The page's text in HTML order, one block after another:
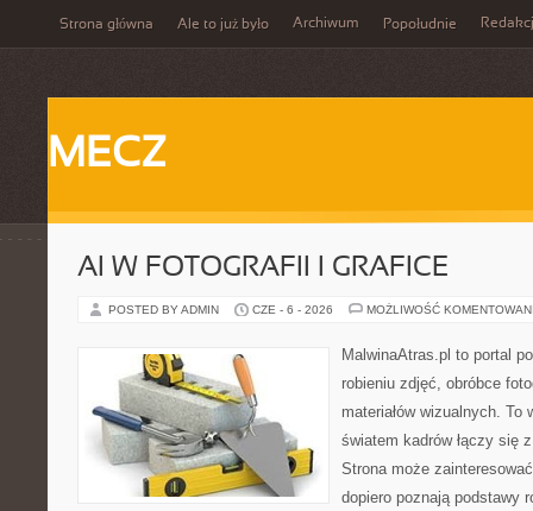
Strona główna Ale to już było Archiwum Popołudnie
MECZ
AI W FOTOGRAFII I GRAFICE
POSTED BY ADMIN CZE - 6 - 2026 MOŻLIWOŚĆ
MalwinaAtras.pl to portal
robieniu zdjęć, obróbce
materiałów wizualnych.
światem kadrów łączy się
Strona może
dopiero poznają podstawy